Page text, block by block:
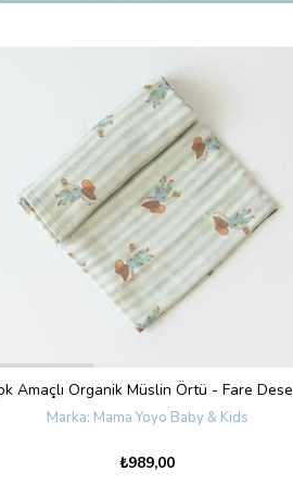
Mama Yoyo Baby & Kids
₺989,00